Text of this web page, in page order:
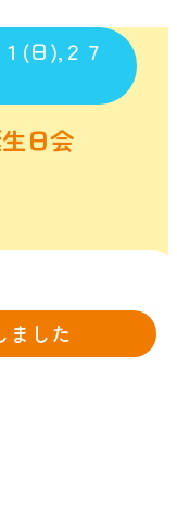
(日),２７
日会
ました